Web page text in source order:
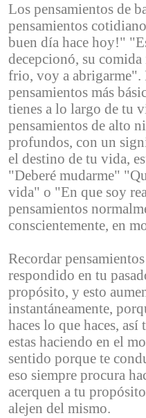
Los pensamientos de
pensamientos
buen día hace hoy!"
decepcionó, su
frio, voy a abrigarme".
pensamientos más
tienes a lo largo de tu
pensamientos de alto
profundos, con un
el destino de tu vida,
"Deberé mudarme"
vida" o "En que soy
pensamientos
conscientemente, en
Recordar
respondido en tu
propósito, y esto
instantáneamente,
haces lo que haces,
estas haciendo en el
sentido porque te
eso siempre procura
acerquen a tu
alejen del mismo.